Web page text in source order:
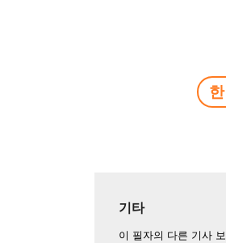
기타
이 필자의 다른 기사